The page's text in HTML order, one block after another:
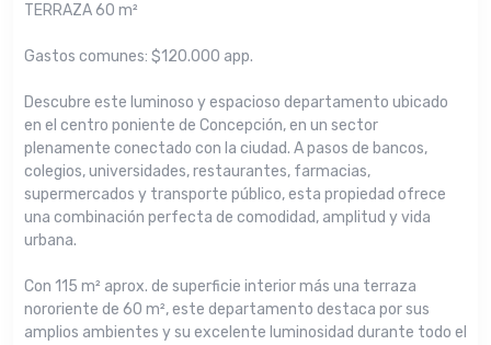
TERRAZA 60 m²
Gastos comunes: $120.000 app.
Descubre este luminoso y espacioso departamento ubicado
en el centro poniente de Concepción, en un sector
plenamente conectado con la ciudad. A pasos de bancos,
colegios, universidades, restaurantes, farmacias,
supermercados y transporte público, esta propiedad ofrece
una combinación perfecta de comodidad, amplitud y vida
urbana.
Con 115 m² aprox. de superficie interior más una terraza
nororiente de 60 m², este departamento destaca por sus
amplios ambientes y su excelente luminosidad durante todo el